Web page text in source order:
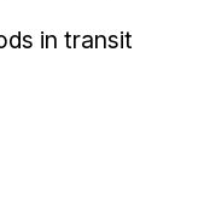
in transit